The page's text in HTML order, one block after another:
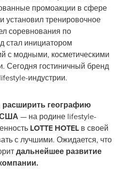
промоакции в сфере
установил тренировочное
соревнования по
стал инициатором
с модными, косметическими
Сегодня гостиничный бренд
индустрии.
географию
США — на родине lifestyle-
LOTTE HOTEL в своей
с лучшими. Ожидается, что
дальнейшее развитие